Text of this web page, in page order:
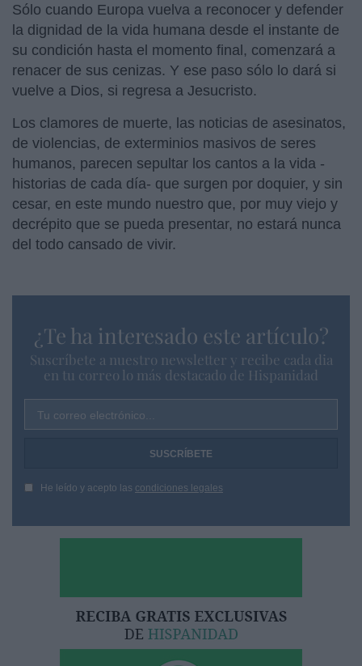
Sólo cuando Europa vuelva a reconocer y defender
la dignidad de la vida humana desde el instante de
su condición hasta el momento final, comenzará a
renacer de sus cenizas. Y ese paso sólo lo dará si
vuelve a Dios, si regresa a Jesucristo.
Los clamores de muerte, las noticias de asesinatos,
de violencias, de exterminios masivos de seres
humanos, parecen sepultar los cantos a la vida -
historias de cada día- que surgen por doquier, y sin
cesar, en este mundo nuestro que, por muy viejo y
decrépito que se pueda presentar, no estará nunca
del todo cansado de vivir.
¿Te ha interesado este artículo?
Suscríbete a nuestro newsletter y recibe cada dia
en tu correo lo más destacado de Hispanidad
Tu correo electrónico...
He leído y acepto las condiciones legales